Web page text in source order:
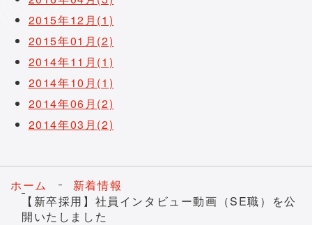
2015年12月(1)
2015年01月(2)
2014年11月(1)
2014年10月(1)
2014年06月(2)
2014年03月(2)
ホーム
新着情報
【新卒採用】社員インタビュー動画（SE職）を公
開いたしました